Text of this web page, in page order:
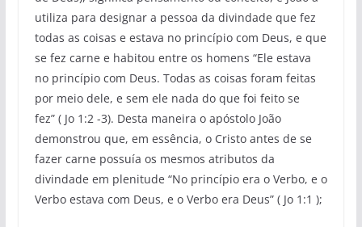
utiliza para designar a pessoa da divindade que fez
todas as coisas e estava no princípio com Deus, e que
se fez carne e habitou entre os homens “Ele estava
no princípio com Deus. Todas as coisas foram feitas
por meio dele, e sem ele nada do que foi feito se
fez” ( Jo 1:2 -3). Desta maneira o apóstolo João
demonstrou que, em essência, o Cristo antes de se
fazer carne possuía os mesmos atributos da
divindade em plenitude “No princípio era o Verbo, e o
Verbo estava com Deus, e o Verbo era Deus” ( Jo 1:1 );